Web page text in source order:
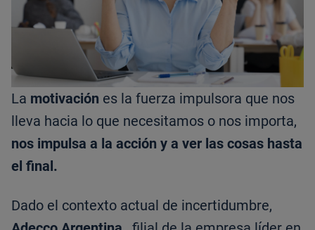
La motivación es la fuerza impulsora que nos
lleva hacia lo que necesitamos o nos importa,
nos impulsa a la acción y a ver las cosas hasta
el final.
Dado el contexto actual de incertidumbre,